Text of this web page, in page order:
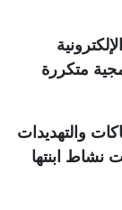
متكررة
والتهديدات
نشاط ابنتها